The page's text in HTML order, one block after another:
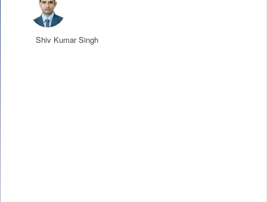
Shiv Kumar Singh